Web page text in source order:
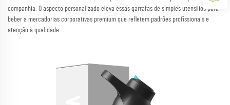
companhia. O aspecto personalizado eleva essas garrafas de simples utensílios para
beber a mercadorias corporativas premium que refletem padrões profissionais e
atenção à qualidade.